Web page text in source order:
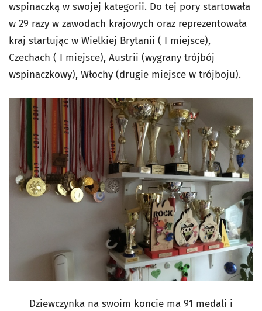
wspinaczką w swojej kategorii. Do tej pory startowała
w 29 razy w zawodach krajowych oraz reprezentowała
kraj startując w Wielkiej Brytanii ( I miejsce),
Czechach ( I miejsce), Austrii (wygrany trójbój
wspinaczkowy), Włochy (drugie miejsce w trójboju).
Dziewczynka na swoim koncie ma 91 medali i